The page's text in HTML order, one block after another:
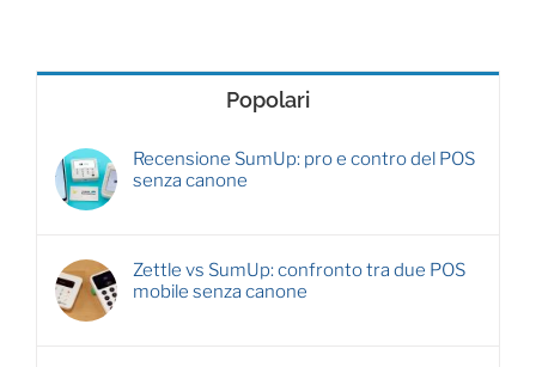
Popolari
Recensione SumUp: pro e contro del POS
senza canone
Zettle vs SumUp: confronto tra due POS
mobile senza canone